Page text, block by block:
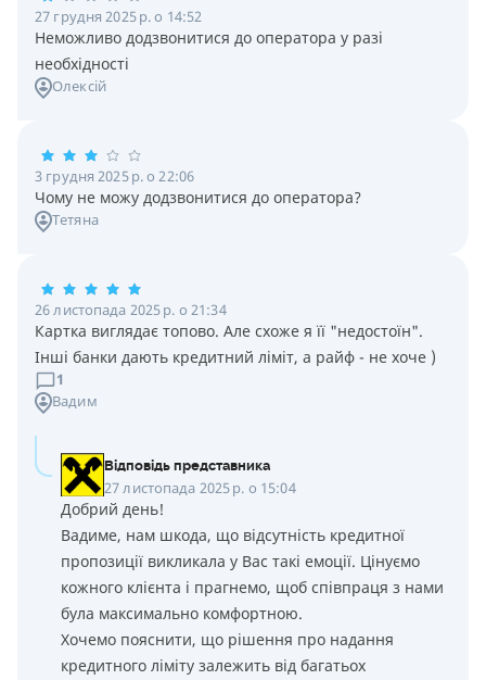
27 грудня 2025 р. о 14:52
Неможливо додзвонитися до оператора у разі
необхідності
Олексій
3 грудня 2025 р. о 22:06
Чому не можу додзвонитися до оператора?
Тетяна
26 листопада 2025 р. о 21:34
Картка виглядає топово. Але схоже я її "недостоїн".
Інші банки дають кредитний ліміт, а райф - не хоче )
1
Вадим
Відповідь представника
27 листопада 2025 р. о 15:04
Добрий день!
Вадиме, нам шкода, що відсутність кредитної
пропозиції викликала у Вас такі емоції. Цінуємо
кожного клієнта і прагнемо, щоб співпраця з нами
була максимально комфортною.
Хочемо пояснити, що рішення про надання
кредитного ліміту залежить від багатьох